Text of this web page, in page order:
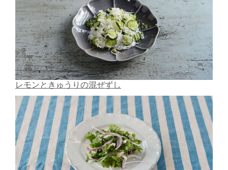
レモンときゅうりの混ぜずし